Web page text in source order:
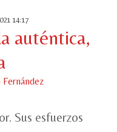
14:17
auténtica,
Sus esfuerzos